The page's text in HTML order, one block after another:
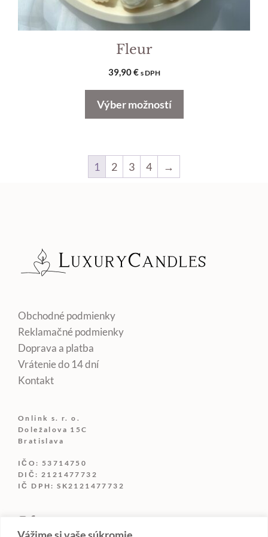
Vážime si vaše súkromie
Fleur
39,90€ s DPH
Výber možností
1 2 3 4 →
Obchodné podmienky
Reklamačné podmienky
Doprava a platba
Vrátenie do 14 dní
Kontakt
Onlink s. r. o.
Doležalova 15C
Bratislava
IČO: 53714750
DIČ: 2121477732
IČ DPH: SK2121477732